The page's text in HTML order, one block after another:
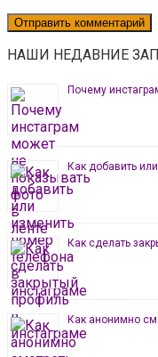
НАШИ НЕДАВНИЕ
Почему
Как добавить
Как сделать
Как анонимно